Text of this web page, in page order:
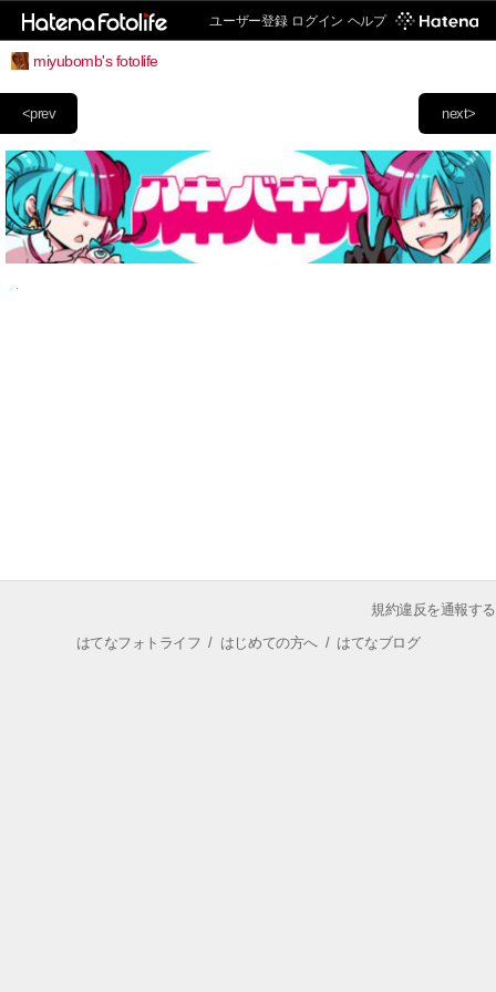
ユーザー登録 ログイン ヘルプ
miyubomb's fotolife
next>
<prev
規約違反を通報する
はてなフォトライフ / はじめての方へ/ はてなブログ